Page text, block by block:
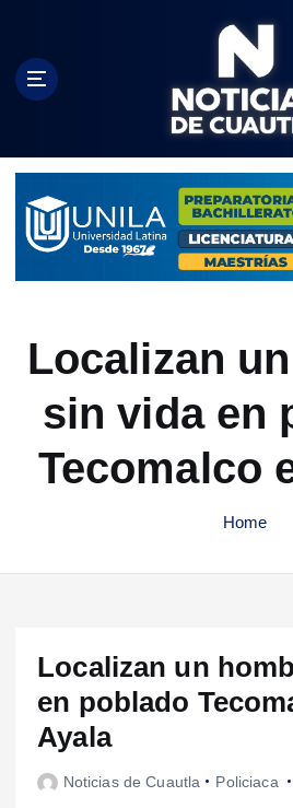
c
Localizan
sin vida en
Tecomalco
Home
Localizan un
en poblado
Ayala
Noticias de Cuautla Policiaca